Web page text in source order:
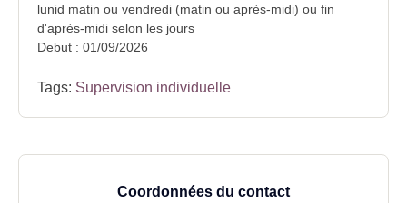
lunid matin ou vendredi (matin ou après-midi) ou fin
d'après-midi selon les jours
Debut : 01/09/2026
Tags: Supervision individuelle
Coordonnées du contact